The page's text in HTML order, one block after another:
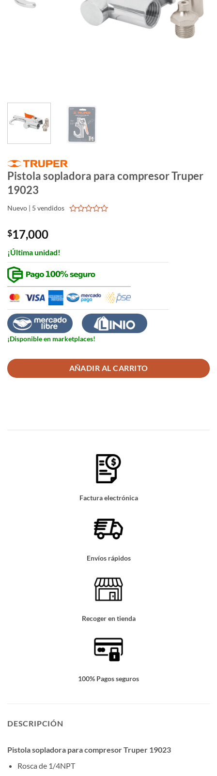
Pistola sopladora para compresor Truper
19023
Nuevo | 5 vendidos
$17,000
¡Última unidad!
¡Disponible en marketplaces!
AÑADIR AL CARRITO
Factura electrónica
Envíos rápidos
Recoger en tienda
100% Pagos seguros
DESCRIPCIÓN
Pistola sopladora para compresor Truper 19023
Rosca de 1/4NPT